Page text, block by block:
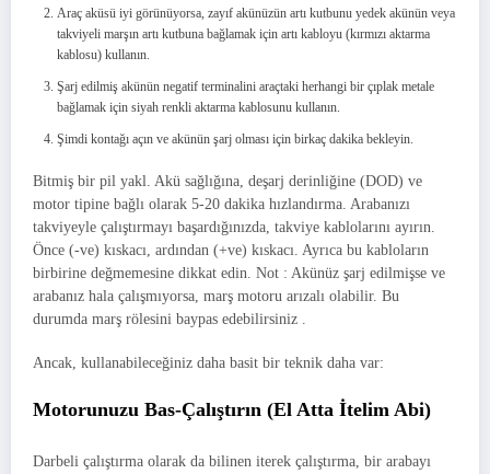
Araç aküsü iyi görünüyorsa, zayıf akünüzün artı kutbunu yedek akünün veya
takviyeli marşın artı kutbuna bağlamak için artı kabloyu (kırmızı aktarma
kablosu) kullanın.
Şarj edilmiş akünün negatif terminalini araçtaki herhangi bir çıplak metale
bağlamak için siyah renkli aktarma kablosunu kullanın.
Şimdi kontağı açın ve akünün şarj olması için birkaç dakika bekleyin.
Bitmiş bir pil yakl. Akü sağlığına, deşarj derinliğine (DOD) ve
motor tipine bağlı olarak 5-20 dakika hızlandırma. Arabanızı
takviyeyle çalıştırmayı başardığınızda, takviye kablolarını ayırın.
Önce (-ve) kıskacı, ardından (+ve) kıskacı. Ayrıca bu kabloların
birbirine değmemesine dikkat edin. Not : Akünüz şarj edilmişse ve
arabanız hala çalışmıyorsa, marş motoru arızalı olabilir. Bu
durumda marş rölesini baypas edebilirsiniz .
Ancak, kullanabileceğiniz daha basit bir teknik daha var:
Motorunuzu Bas-Çalıştırın (El Atta İtelim Abi)
Darbeli çalıştırma olarak da bilinen iterek çalıştırma, bir arabayı